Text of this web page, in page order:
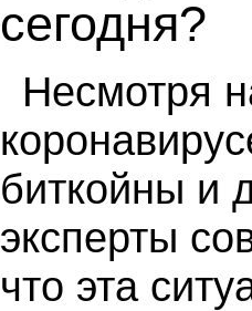
сегодня?
Несмотря
биткойны и
эксперты
что эта